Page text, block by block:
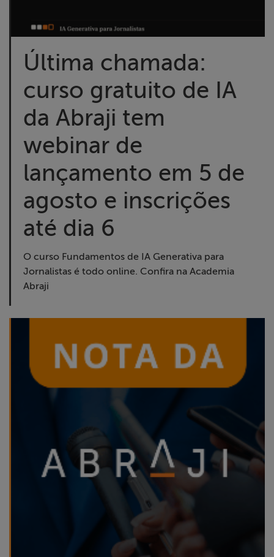
Liberdade de
Proteção Legal
e Litigância
Homenageados
Notícias
Associe-se
Doe para
ABRAJI
exclusivo para
associados
Fale Conosco
Última chamada:
curso gratuito de IA
da Abraji tem
webinar de
lançamento em 5 de
agosto e inscrições
até dia 6
O curso Fundamentos de IA Generativa para
Jornalistas é todo online. Confira na Academia
Abraji